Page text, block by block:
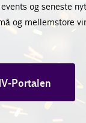
og seneste
og mellemstore
Portalen